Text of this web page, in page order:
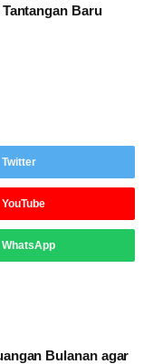
Baru
Twitter
YouTube
WhatsApp
Bulanan agar